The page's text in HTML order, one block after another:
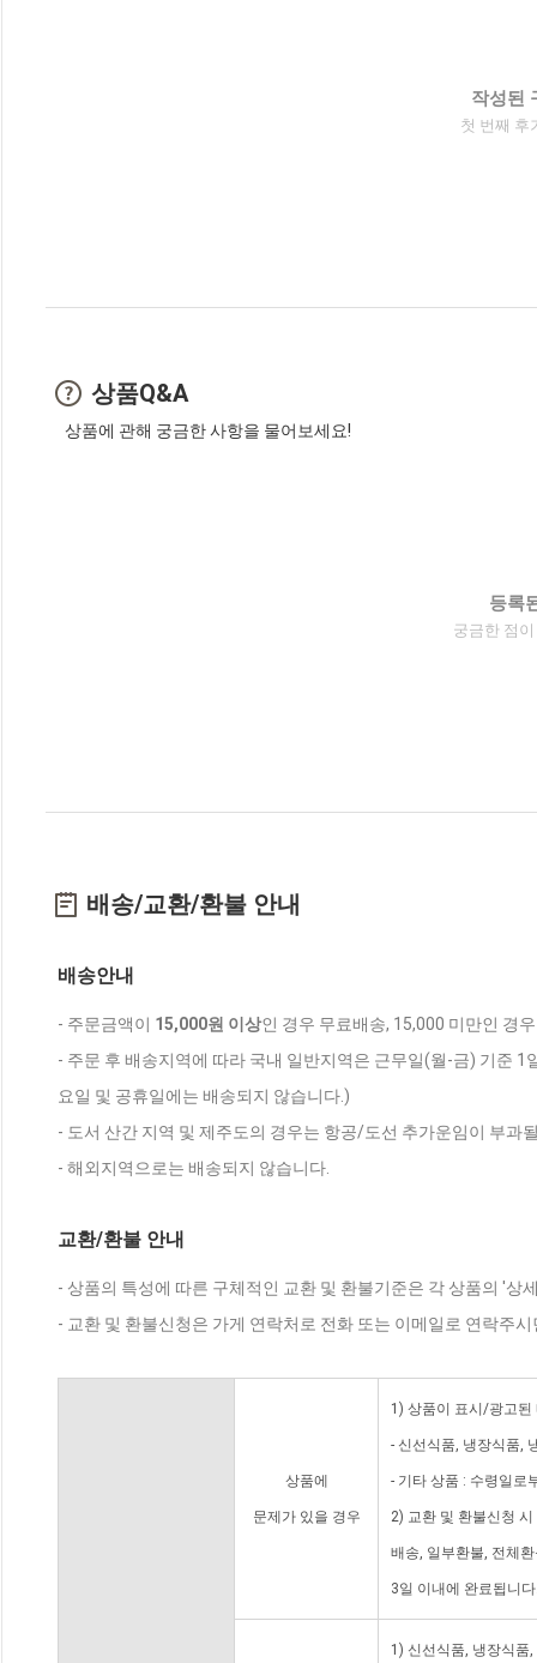
작성된
첫 번째 후
상품Q&A
상품에 관해 궁금한 사항을 물어보세요!
등록
궁금한 점
배송/교환/환불 안내
배송안내
- 주문금액이 15,000원 이상인 경우 무료배송, 15,000 미만인 경
- 주문 후 배송지역에 따라 국내 일반지역은 근무일(월-금) 기준
요일 및 공휴일에는 배송되지 않습니다.)
- 도서 산간 지역 및 제주도의 경우는 항공/도선 추가운임이 부과
- 해외지역으로는 배송되지 않습니다.
교환/환불 안내
- 상품의 특성에 따른 구체적인 교환 및 환불기준은 각 상품의 '상
- 교환 및 환불신청은 가게 연락처로 전화 또는 이메일로 연락주
상품에
문제가 있을 경우
1) 상품이 표시/광고된
- 신선식품, 냉장식품,
- 기타 상품 : 수령일로
2) 교환 및 환불신청
배송, 일부환불, 전체
3일 이내에 완료됩니
1) 신선식품, 냉장식품